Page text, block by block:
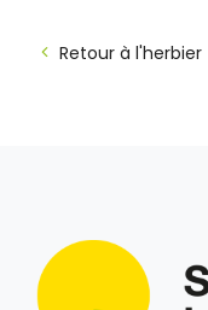
Retour à l'herbier